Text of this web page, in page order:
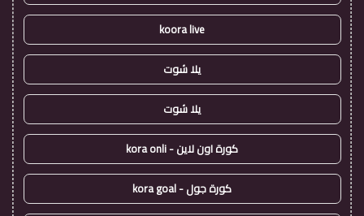
koora live
يلا شوت
يلا شوت
كورة اون لاين - kora onli
كورة جول - kora goal